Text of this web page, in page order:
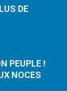
DE
PEUPLE !
NOCES